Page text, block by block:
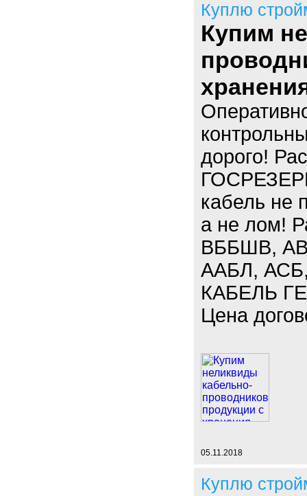
Куплю
Купим
дорого!
кабель не
а не лом!
ВББШВ,
ААБЛ,
КАБЕЛЬ
Цена
05.11.2018
Куплю